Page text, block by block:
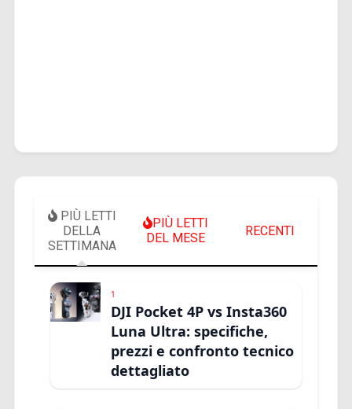
PIÙ LETTI
DELLA
SETTIMANA
PIÙ LETTI
DEL MESE
RECENTI
1
DJI Pocket 4P vs Insta360
Luna Ultra: specifiche,
prezzi e confronto tecnico
dettagliato